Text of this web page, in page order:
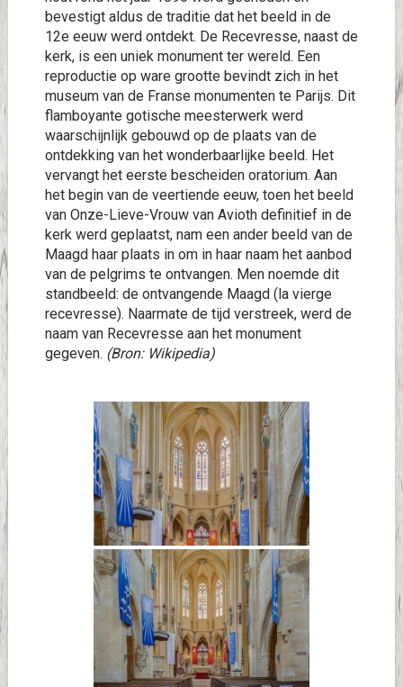
bevestigt aldus de traditie dat het beeld in de
12e eeuw werd ontdekt. De Recevresse, naast de
kerk, is een uniek monument ter wereld. Een
reproductie op ware grootte bevindt zich in het
museum van de Franse monumenten te Parijs. Dit
flamboyante gotische meesterwerk werd
waarschijnlijk gebouwd op de plaats van de
ontdekking van het wonderbaarlijke beeld. Het
vervangt het eerste bescheiden oratorium. Aan
het begin van de veertiende eeuw, toen het beeld
van Onze-Lieve-Vrouw van Avioth definitief in de
kerk werd geplaatst, nam een ander beeld van de
Maagd haar plaats in om in haar naam het aanbod
van de pelgrims te ontvangen. Men noemde dit
standbeeld: de ontvangende Maagd (la vierge
recevresse). Naarmate de tijd verstreek, werd de
naam van Recevresse aan het monument
gegeven. (Bron: Wikipedia)